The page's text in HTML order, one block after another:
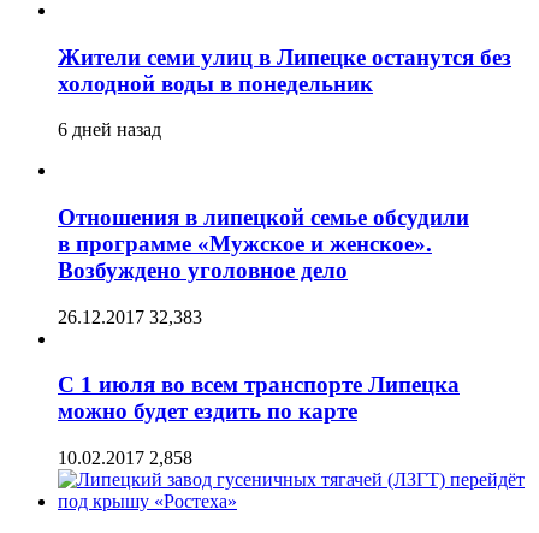
Жители семи улиц в Липецке останутся без
холодной воды в понедельник
6 дней назад
Отношения в липецкой семье обсудили
в программе «Мужское и женское».
Возбуждено уголовное дело
26.12.2017 32,383
С 1 июля во всем транспорте Липецка
можно будет ездить по карте
10.02.2017 2,858